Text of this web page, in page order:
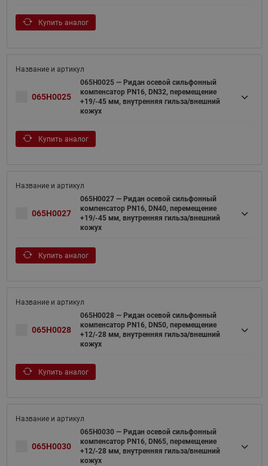
Купить аналог
065H0025
065H0025 — Ридан осевой сильфонный
компенсатор PN16, DN32, перемещение
+19/-45 мм, внутренняя гильза/внешний
кожух
Купить аналог
065H0027
065H0027 — Ридан осевой сильфонный
компенсатор PN16, DN40, перемещение
+19/-45 мм, внутренняя гильза/внешний
кожух
Купить аналог
065H0028
065H0028 — Ридан осевой сильфонный
компенсатор PN16, DN50, перемещение
+12/-28 мм, внутренняя гильза/внешний
кожух
Купить аналог
065H0030
065H0030 — Ридан осевой сильфонный
компенсатор PN16, DN65, перемещение
+12/-28 мм, внутренняя гильза/внешний
кожух